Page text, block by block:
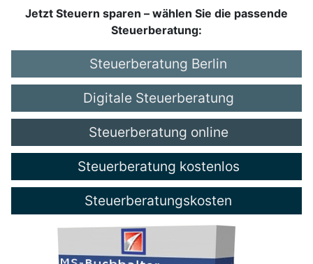
Jetzt Steuern sparen – wählen Sie die passende
Steuerberatung:
Steuerberatung Berlin
Digitale Steuerberatung
Steuerberatung online
Steuerberatung kostenlos
Steuerberatungskosten